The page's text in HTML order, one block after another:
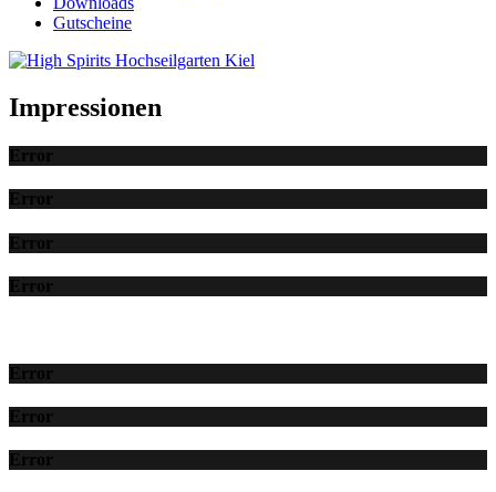
Gutscheine
Impressionen
Error
Error
Error
Error
Error
Error
Error